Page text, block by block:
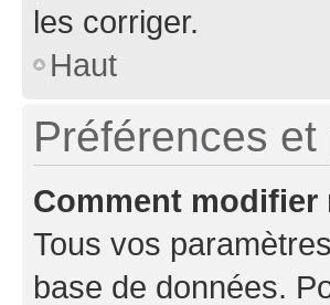
les corriger.
Haut
Préférences et
Comment modifier
Tous vos
base de données.